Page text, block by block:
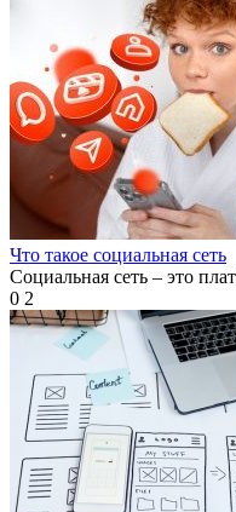
Что такое социальная сеть
Социальная сеть – это
0 2